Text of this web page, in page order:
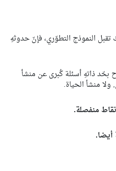
النموذج التطوّري، فإنّ حدوثهِ
بحّد ذاتهِ أسئلة كُبرى عن منشأ
ولا منشأ الحياة.
منفصلة.